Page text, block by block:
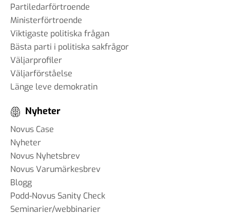
Partiledarförtroende
Ministerförtroende
Viktigaste politiska frågan
Bästa parti i politiska sakfrågor
Väljarprofiler
Väljarförståelse
Länge leve demokratin
Nyheter
Novus Case
Nyheter
Novus Nyhetsbrev
Novus Varumärkesbrev
Blogg
Podd-Novus Sanity Check
Seminarier/webbinarier